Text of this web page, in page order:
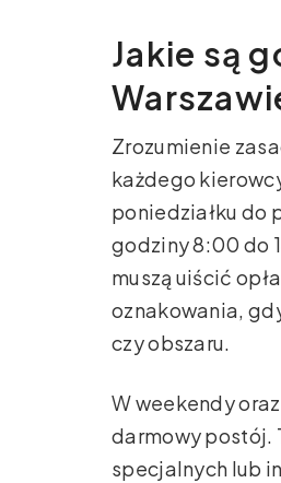
Jakie są
Zrozumienie
każdego
poniedziałku do
godziny 8:00 do
muszą uiścić
oznakowania,
czy obszaru.
W weekendy
darmowy postój.
specjalnych lub